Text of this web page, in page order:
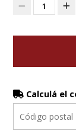
1
Calculá el